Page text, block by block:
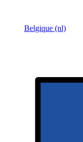
Belgique (nl)